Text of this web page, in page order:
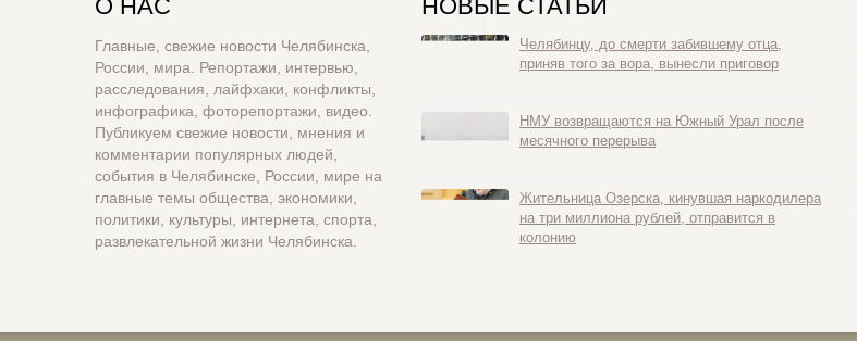
О НАС
Главные, свежие новости Челябинска,
России, мира. Репортажи, интервью,
расследования, лайфхаки, конфликты,
инфографика, фоторепортажи, видео.
Публикуем свежие новости, мнения и
комментарии популярных людей,
события в Челябинске, России, мире на
главные темы общества, экономики,
политики, культуры, интернета, спорта,
развлекательной жизни Челябинска.
НОВЫЕ СТАТЬИ
Челябинцу, до смерти забившему отца,
приняв того за вора, вынесли приговор
НМУ возвращаются на Южный Урал после
месячного перерыва
Жительница Озерска, кинувшая наркодилера
на три миллиона рублей, отправится в
колонию